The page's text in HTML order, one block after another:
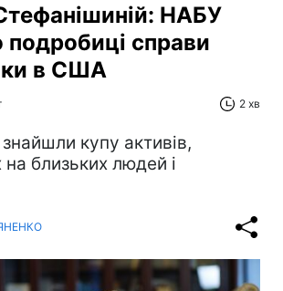
НАБУ
подробиці справи
в США
2 хв
купу активів,
близьких людей і